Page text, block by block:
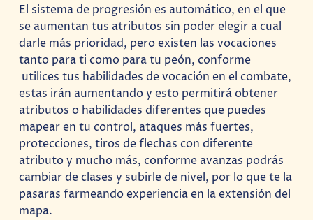
El sistema de progresión es automático, en el que
se aumentan tus atributos sin poder elegir a cual
darle más prioridad, pero existen las vocaciones
tanto para ti como para tu peón, conforme
utilices tus habilidades de vocación en el combate,
estas irán aumentando y esto permitirá obtener
atributos o habilidades diferentes que puedes
mapear en tu control, ataques más fuertes,
protecciones, tiros de flechas con diferente
atributo y mucho más, conforme avanzas podrás
cambiar de clases y subirle de nivel, por lo que te la
pasaras farmeando experiencia en la extensión del
mapa.